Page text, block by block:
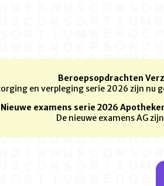
Beroepsopdrachten
en verpleging serie 2026 zijn nu
Nieuwe examens serie 2026
De nieuwe examens AG